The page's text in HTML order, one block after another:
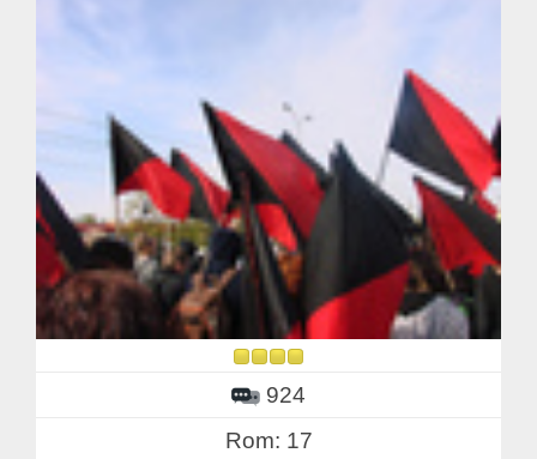
924
Rom: 17